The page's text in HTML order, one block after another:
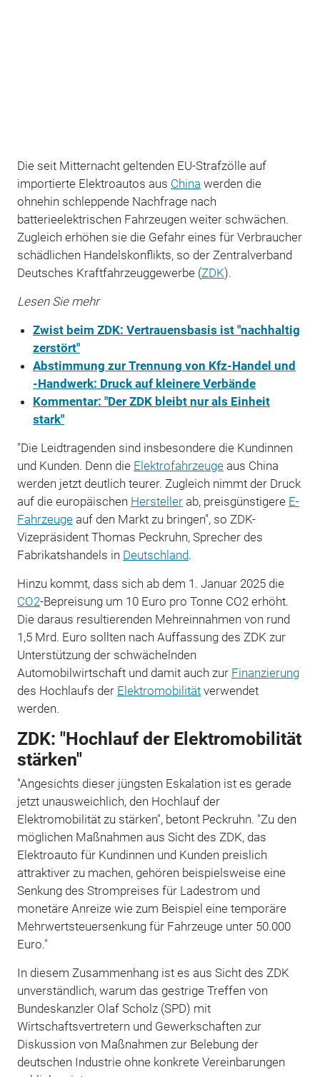
Die seit Mitternacht geltenden EU-Strafzölle auf
importierte Elektroautos aus China werden die
ohnehin schleppende Nachfrage nach
batterieelektrischen Fahrzeugen weiter schwächen.
Zugleich erhöhen sie die Gefahr eines für Verbraucher
schädlichen Handelskonflikts, so der Zentralverband
Deutsches Kraftfahrzeuggewerbe (ZDK).
Lesen Sie mehr
Zwist beim ZDK: Vertrauensbasis ist "nachhaltig
zerstört"
Abstimmung zur Trennung von Kfz-Handel und
-Handwerk: Druck auf kleinere Verbände
Kommentar: "Der ZDK bleibt nur als Einheit
stark"
"Die Leidtragenden sind insbesondere die Kundinnen
und Kunden. Denn die Elektrofahrzeugeaus China
werden jetzt deutlich teurer. Zugleich nimmt der Druck
auf die europäischen Herstellerab, preisgünstigere E-
Fahrzeugeauf den Markt zu bringen", so ZDK-
Vizepräsident Thomas Peckruhn, Sprecher des
Fabrikatshandels in Deutschland.
Hinzu kommt, dass sich ab dem 1. Januar 2025 die
CO2-Bepreisung um 10 Euro pro Tonne CO2 erhöht.
Die daraus resultierenden Mehreinnahmen von rund
1,5 Mrd. Euro sollten nach Auffassung des ZDK zur
Unterstützung der schwächelnden
Automobilwirtschaft und damit auch zur Finanzierung
des Hochlaufs der Elektromobilitätverwendet
werden.
ZDK: "Hochlauf der Elektromobilität
stärken"
"Angesichts dieser jüngsten Eskalation ist es gerade
jetzt unausweichlich, den Hochlauf der
Elektromobilität zu stärken", betont Peckruhn. "Zu den
möglichen Maßnahmen aus Sicht des ZDK, das
Elektroauto für Kundinnen und Kunden preislich
attraktiver zu machen, gehören beispielsweise eine
Senkung des Strompreises für Ladestrom und
monetäre Anreize wie zum Beispiel eine temporäre
Mehrwertsteuersenkung für Fahrzeuge unter 50.000
Euro."
In diesem Zusammenhang ist es aus Sicht des ZDK
unverständlich, warum das gestrige Treffen von
Bundeskanzler Olaf Scholz (SPD) mit
Wirtschaftsvertretern und Gewerkschaften zur
Diskussion von Maßnahmen zur Belebung der
deutschen Industrie ohne konkrete Vereinbarungen